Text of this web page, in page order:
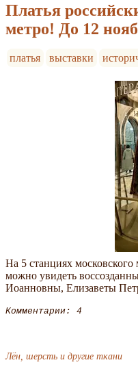
Платья
метро! До 12
платья выставки
На 5 станциях московского
можно увидеть
Иоанновны, Елизаветы
Комментарии: 4
Лён, шерсть и другие ткани